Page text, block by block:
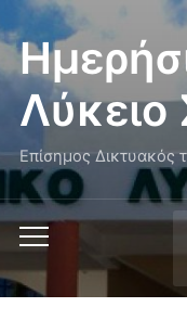
Λύκειο
Επίσημος Δικτυακός
Εναλλαγή
του
μενού